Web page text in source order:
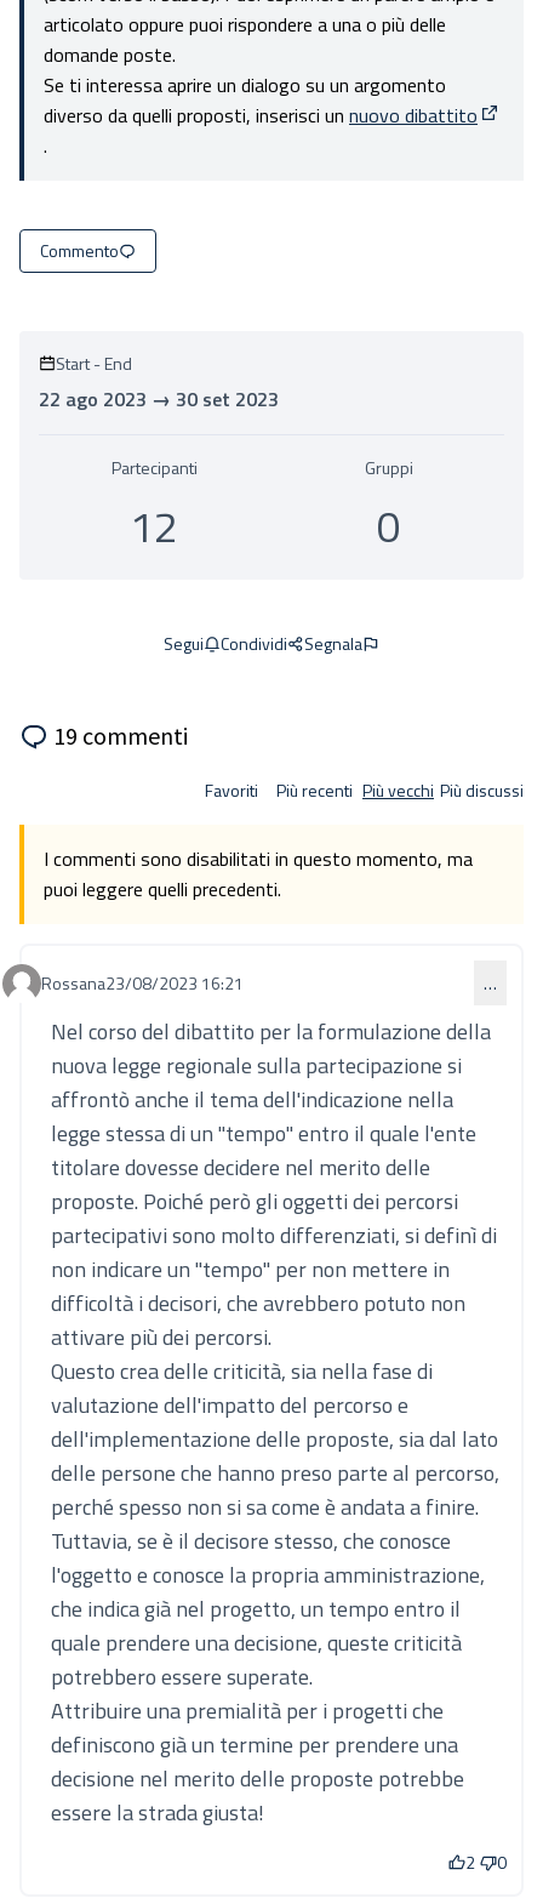
articolato oppure puoi rispondere a una o più delle
domande poste.
Se ti interessa aprire un dialogo su un argomento
diverso da quelli proposti, inserisci un nuovo dibattito
.
Commento
Start-End
22 ago 2023 → 30 set 2023
Partecipanti
12
Gruppi
0
Segui Condividi Segnala
19 commenti
Favoriti Più recenti Più vecchi Più discussi
I commenti sono disabilitati in questo momento, ma
puoi leggere quelli precedenti.
Commento 815
Rossana23/08/2023 16:21 …
Nel corso del dibattito per la formulazione della
nuova legge regionale sulla partecipazione si
affrontò anche il tema dell'indicazione nella
legge stessa di un "tempo" entro il quale l'ente
titolare dovesse decidere nel merito delle
proposte. Poiché però gli oggetti dei percorsi
partecipativi sono molto differenziati, si definì di
non indicare un "tempo" per non mettere in
difficoltà i decisori, che avrebbero potuto non
attivare più dei percorsi.
Questo crea delle criticità, sia nella fase di
valutazione dell'impatto del percorso e
dell'implementazione delle proposte, sia dal lato
delle persone che hanno preso parte al percorso,
perché spesso non si sa come è andata a finire.
Tuttavia, se è il decisore stesso, che conosce
l'oggetto e conosce la propria amministrazione,
che indica già nel progetto, un tempo entro il
quale prendere una decisione, queste criticità
potrebbero essere superate.
Attribuire una premialità per i progetti che
definiscono già un termine per prendere una
decisione nel merito delle proposte potrebbe
essere la strada giusta!
2 0